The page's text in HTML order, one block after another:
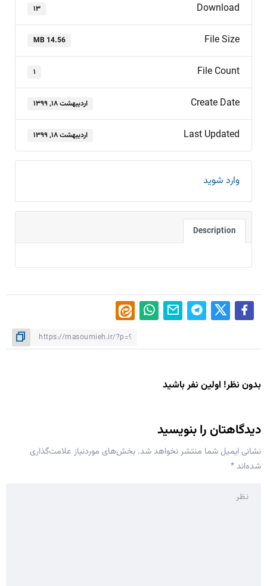
Download ۱۳
File Size
14.56 MB
File Count ۱
Create Date اردیبهشت ۱۸, ۱۳۹۹
Last Updated اردیبهشت ۱۸, ۱۳۹۹
وارد شوید
Description
بدون نظر! اولین نفر باشید
دیدگاهتان را بنویسید
نشانی ایمیل شما منتشر نخواهد شد. بخش‌های موردنیاز علامت‌گذاری
شده‌اند*